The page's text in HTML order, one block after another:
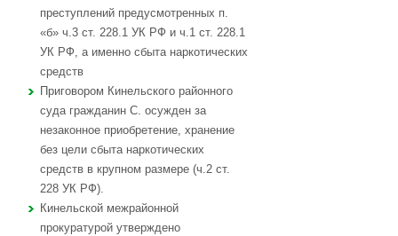
преступлений предусмотренных п.
«б» ч.3 ст. 228.1 УК РФ и ч.1 ст. 228.1
УК РФ, а именно сбыта наркотических
средств
Приговором Кинельского районного
суда гражданин С. осужден за
незаконное приобретение, хранение
без цели сбыта наркотических
средств в крупном размере (ч.2 ст.
228 УК РФ).
Кинельской межрайонной
прокуратурой утверждено